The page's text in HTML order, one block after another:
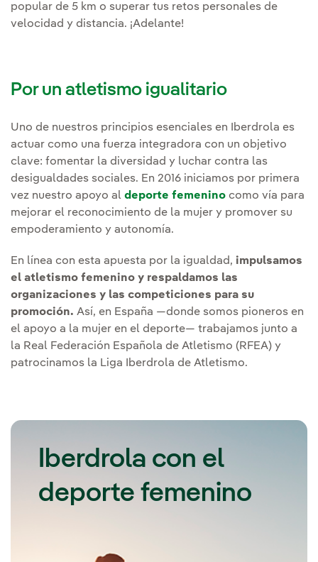
popular de 5 km o superar tus retos personales de
velocidad y distancia. ¡Adelante!
Por un atletismo igualitario
Uno de nuestros principios esenciales en Iberdrola es
actuar como una fuerza integradora con un objetivo
clave: fomentar la diversidad y luchar contra las
desigualdades sociales. En 2016 iniciamos por primera
vez nuestro apoyo al deporte femenino como vía para
mejorar el reconocimiento de la mujer y promover su
empoderamiento y autonomía.
En línea con esta apuesta por la igualdad, impulsamos
el atletismo femenino y respaldamos las
organizaciones y las competiciones para su
promoción. Así, en España —donde somos pioneros en
el apoyo a la mujer en el deporte— trabajamos junto a
la Real Federación Española de Atletismo (RFEA) y
patrocinamos la Liga Iberdrola de Atletismo.
Iberdrola con el
deporte femenino